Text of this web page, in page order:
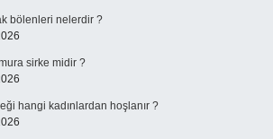
bölenleri nelerdir ?
sirke midir ?
hangi kadınlardan hoşlanır ?